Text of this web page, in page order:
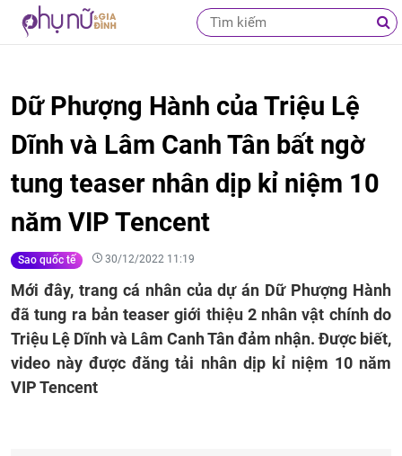
Dữ Phượng Hành của Triệu Lệ
Dĩnh và Lâm Canh Tân bất ngờ
tung teaser nhân dịp kỉ niệm 10
năm VIP Tencent
Sao quốc tế 30/12/2022 11:19
Mới đây, trang cá nhân của dự án Dữ Phượng Hành
đã tung ra bản teaser giới thiệu 2 nhân vật chính do
Triệu Lệ Dĩnh và Lâm Canh Tân đảm nhận. Được biết,
video này được đăng tải nhân dịp kỉ niệm 10 năm
VIP Tencent